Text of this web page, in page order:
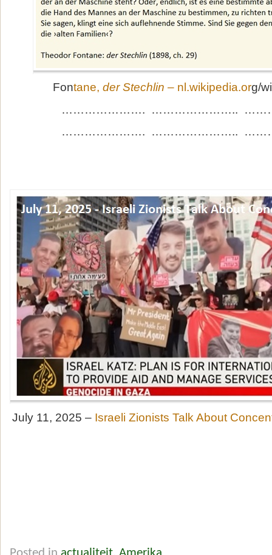
Fontane, der Stechlin – nl.wikipedia.org/
…………………. …………………..
…………………. …………………..
July 11, 2025 – Israeli Zionists Talk About